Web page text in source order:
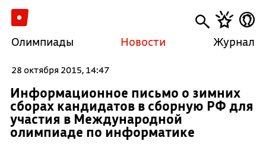
Олимпиады Новости Журнал
28 октября 2015, 14:47
Информационное письмо о зимних
сборах кандидатов в сборную РФ для
участия в Международной
олимпиаде по информатике